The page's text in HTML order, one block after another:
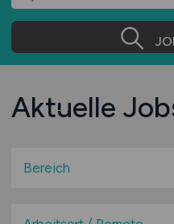
Aktuelle
Bereich